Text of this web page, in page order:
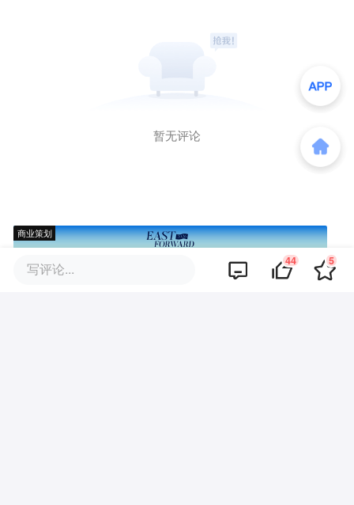
暂无评论
商业策划
写评论... 44 5